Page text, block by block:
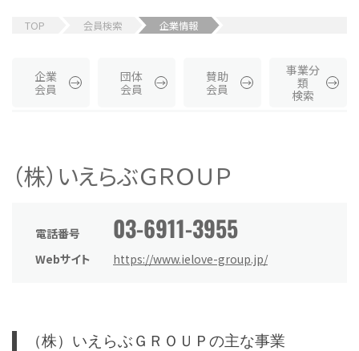
TOP 会員検索 企業情報
企業
会員
団体
会員
賛助
会員
事業分
類
検索
（株）いえらぶＧＲＯＵＰ
電話番号 03-6911-3955
Webサイト https://www.ielove-group.jp/
（株）いえらぶＧＲＯＵＰの主な事業